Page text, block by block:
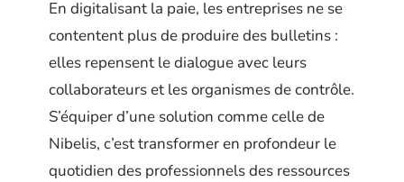
En digitalisant la paie, les entreprises ne se
contentent plus de produire des bulletins :
elles repensent le dialogue avec leurs
collaborateurs et les organismes de contrôle.
S’équiper d’une solution comme celle de
Nibelis, c’est transformer en profondeur le
quotidien des professionnels des ressources